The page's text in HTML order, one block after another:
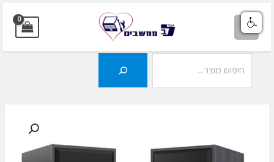
דילוג
לתוכן
MAIN